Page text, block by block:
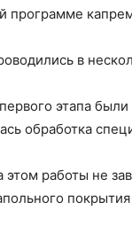
программе
в
этапа
обработка
этом работы не